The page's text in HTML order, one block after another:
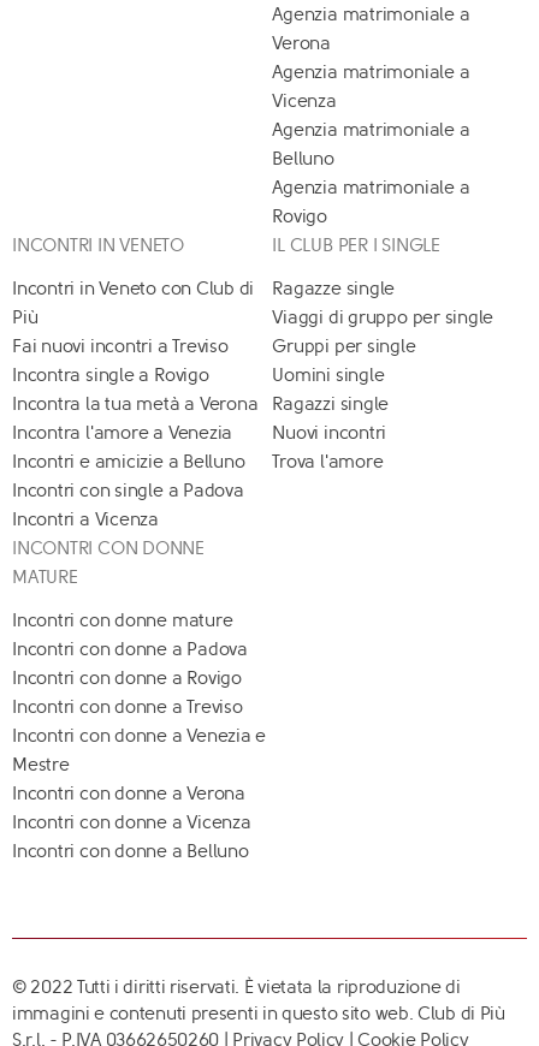
Agenzia matrimoniale a
Verona
Agenzia matrimoniale a
Vicenza
Agenzia matrimoniale a
Belluno
Agenzia matrimoniale a
Rovigo
INCONTRI IN VENETO
Incontri in Veneto con Club di
Più
Fai nuovi incontri a Treviso
Incontra single a Rovigo
Incontra la tua metà a Verona
Incontra l'amore a Venezia
Incontri e amicizie a Belluno
Incontri con single a Padova
Incontri a Vicenza
IL CLUB PER I SINGLE
Ragazze single
Viaggi di gruppo per single
Gruppi per single
Uomini single
Ragazzi single
Nuovi incontri
Trova l'amore
INCONTRI CON DONNE
MATURE
Incontri con donne mature
Incontri con donne a Padova
Incontri con donne a Rovigo
Incontri con donne a Treviso
Incontri con donne a Venezia e
Mestre
Incontri con donne a Verona
Incontri con donne a Vicenza
Incontri con donne a Belluno
© 2022 Tutti i diritti riservati. È vietata la riproduzione di
immagini e contenuti presenti in questo sito web. Club di Più
S.r.l. - P.IVA 03662650260 | Privacy Policy |Cookie Policy